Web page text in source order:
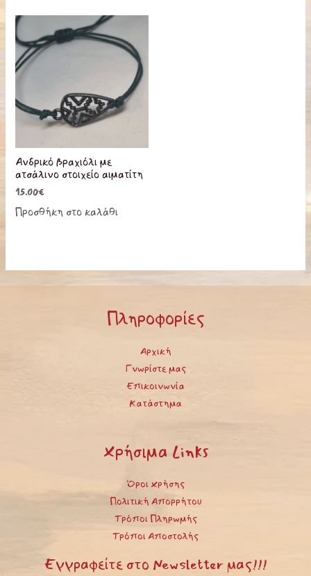
Ανδρικό βραχιόλι με
ατσάλινο στοιχείο αιματίτη
15.00€
Προσθήκη στο καλάθι
Πληροφορίες
Αρχική
Γνωρίστε μας
Επικοινωνία
Κατάστημα
Χρήσιμα Links
Όροι Χρήσης
Πολιτική Απορρήτου
Τρόποι Πληρωμής
Τρόποι Αποστολής
Εγγραφείτε στο Newsletter μας!!!